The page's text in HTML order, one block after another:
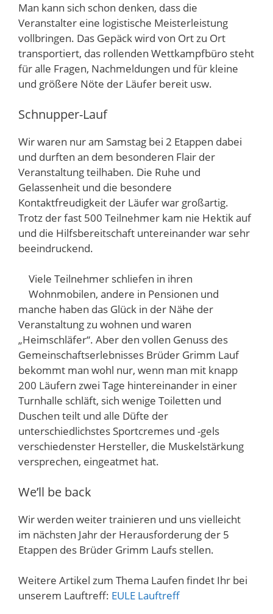
Man kann sich schon denken, dass die
Veranstalter eine logistische Meisterleistung
vollbringen. Das Gepäck wird von Ort zu Ort
transportiert, das rollenden Wettkampfbüro steht
für alle Fragen, Nachmeldungen und für kleine
und größere Nöte der Läufer bereit usw.
Schnupper-Lauf
Wir waren nur am Samstag bei 2 Etappen dabei
und durften an dem besonderen Flair der
Veranstaltung teilhaben. Die Ruhe und
Gelassenheit und die besondere
Kontaktfreudigkeit der Läufer war großartig.
Trotz der fast 500 Teilnehmer kam nie Hektik auf
und die Hilfsbereitschaft untereinander war sehr
beeindruckend.
Viele Teilnehmer schliefen in ihren
Wohnmobilen, andere in Pensionen und
manche haben das Glück in der Nähe der
Veranstaltung zu wohnen und waren
„Heimschläfer“. Aber den vollen Genuss des
Gemeinschaftserlebnisses Brüder Grimm Lauf
bekommt man wohl nur, wenn man mit knapp
200 Läufern zwei Tage hintereinander in einer
Turnhalle schläft, sich wenige Toiletten und
Duschen teilt und alle Düfte der
unterschiedlichstes Sportcremes und -gels
verschiedenster Hersteller, die Muskelstärkung
versprechen, eingeatmet hat.
We’ll be back
Wir werden weiter trainieren und uns vielleicht
im nächsten Jahr der Herausforderung der 5
Etappen des Brüder Grimm Laufs stellen.
Weitere Artikel zum Thema Laufen findet Ihr bei
unserem Lauftreff: EULE Lauftreff